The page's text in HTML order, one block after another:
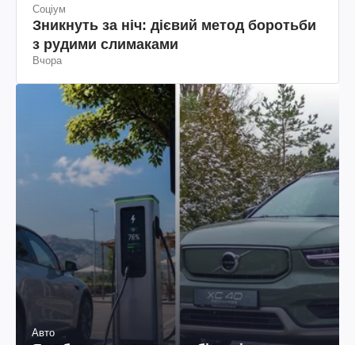
Соціум
Зникнуть за ніч: дієвий метод боротьби
з рудими слимаками
Вчора
Авто